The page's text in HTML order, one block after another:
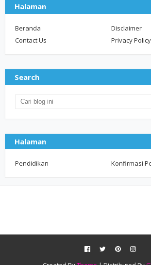
Halaman
Beranda
Disclaimer
Contact Us
Privacy Policy
Search
Halaman
Pendidikan Konfirmasi